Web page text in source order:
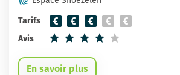
Tarifs
Avis
En savoir plus